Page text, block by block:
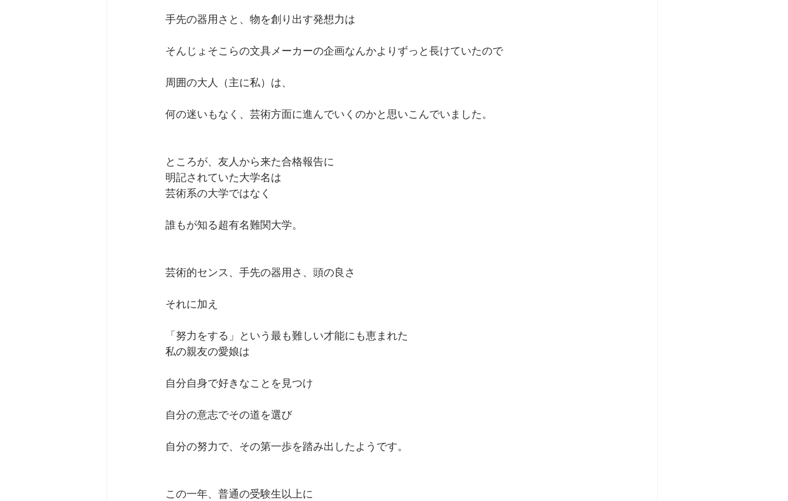
手先の器用さと、物を創り出す発想力は
そんじょそこらの文具メーカーの企画なんかよりずっと長けていたので
周囲の大人（主に私）は、
何の迷いもなく、芸術方面に進んでいくのかと思いこんでいました。
ところが、友人から来た合格報告に
明記されていた大学名は
芸術系の大学ではなく
誰もが知る超有名難関大学。
芸術的センス、手先の器用さ、頭の良さ
それに加え
「努力をする」という最も難しい才能にも恵まれた
私の親友の愛娘は
自分自身で好きなことを見つけ
自分の意志でその道を選び
自分の努力で、その第一歩を踏み出したようです。
この一年、普通の受験生以上に